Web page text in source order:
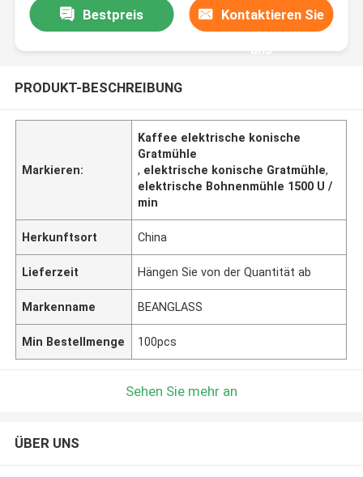
Bestpreis Kontaktieren Sie
uns
PRODUKT-BESCHREIBUNG
Markieren:
Kaffee elektrische konische
Gratmühle
, elektrische konische Gratmühle,
elektrische Bohnenmühle 1500 U /
min
Herkunftsort China
Lieferzeit Hängen Sie von der Quantität ab
Markenname BEANGLASS
Min Bestellmenge 100pcs
Sehen Sie mehr an
ÜBER UNS